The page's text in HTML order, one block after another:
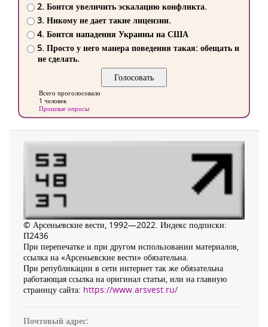
2. Боится увеличить эскалацию конфликта.
3. Никому не дает такие лицензии.
4. Боится нападения Украины на США
5. Просто у него манера поведения такая: обещать и
не сделать.
Всего проголосовало
1 человек
Прошлые опросы
© Арсеньевские вести, 1992—2022. Индекс подписки:
П2436
При перепечатке и при другом использовании материалов,
ссылка на «Арсеньевские вести» обязательна.
При републикации в сети интернет так же обязательна
работающая ссылка на оригинал статьи, или на главную
страницу сайта: https://www.arsvest.ru/
Почтовый адрес: